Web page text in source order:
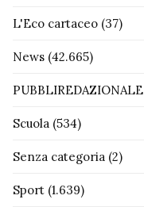
L'Eco cartaceo (37)
News (42.665)
PUBBLIREDAZIONALE
Scuola (534)
Senza categoria (2)
Sport (1.639)